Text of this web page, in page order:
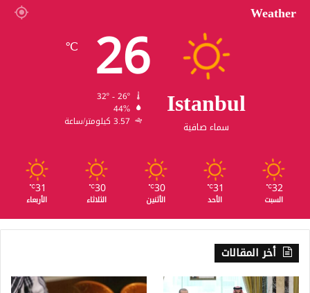
Weather
Istanbul
سماء صافية
26
℃
44%
3.57 كيلومتر/ساعة
32
℃
السبت
31
℃
الأحد
30
℃
الأثنين
30
℃
الثلاثاء
31
℃
الأربعاء
أخر المقالات